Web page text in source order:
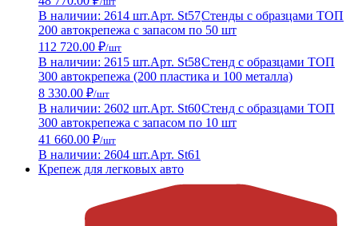
В наличии: 2614 шт.Арт. St57Стенды с образцами ТОП
200 автокрепежа с запасом по 50 шт
112 720.00 ₽/шт
В наличии: 2615 шт.Арт. St58Стенд с образцами ТОП
300 автокрепежа (200 пластика и 100 металла)
8 330.00 ₽/шт
В наличии: 2602 шт.Арт. St60Стенд с образцами ТОП
300 автокрепежа с запасом по 10 шт
41 660.00 ₽/шт
В наличии: 2604 шт.Арт. St61
Крепеж для легковых авто